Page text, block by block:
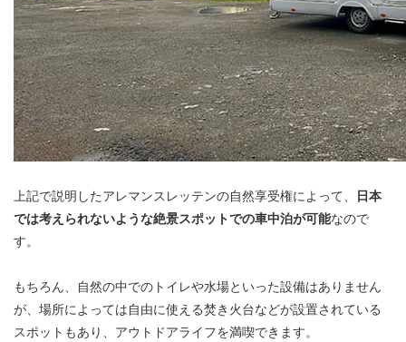
上記で説明したアレマンスレッテンの自然享受権によって、 日本
では考えられないような絶景スポットでの車中泊が可能なので
す。
もちろん、自然の中でのトイレや水場といった設備はありません
が、場所によっては自由に使える焚き火台などが設置されている
スポットもあり、アウトドアライフを満喫できます。